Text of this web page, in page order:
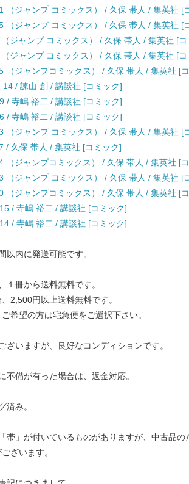
（ジャンプ コミックス） / 久保 帯人 / 集英社 [
（ジャンプ コミックス） / 久保 帯人 / 集英社 [
ジャンプ コミックス） / 久保 帯人 / 集英社 [コ
ジャンプ コミックス） / 久保 帯人 / 集英社 [コ
（ジャンプコミックス） / 久保 帯人 / 集英社 [
14 / 諫山 創 / 講談社 [コミック]
/ 寺嶋 裕二 / 講談社 [コミック]
/ 寺嶋 裕二 / 講談社 [コミック]
（ジャンプ コミックス） / 久保 帯人 / 集英社 [
/ 久保 帯人 / 集英社 [コミック]
（ジャンプコミックス） / 久保 帯人 / 集英社 [
（ジャンプ コミックス） / 久保 帯人 / 集英社 [
（ジャンプコミックス） / 久保 帯人 / 集英社 [
/ 寺嶋 裕二 / 講談社 [コミック]
/ 寺嶋 裕二 / 講談社 [コミック]
以内に発送可能です。
１冊から送料無料です。
2,500円以上送料無料です。
希望の方は宅急便をご選択下さい。
ざいますが、良好なコンディションです。
不備が有った場合は、返金対応。
済み。
帯」が付いているものがありますが、中古品の
ざいます。